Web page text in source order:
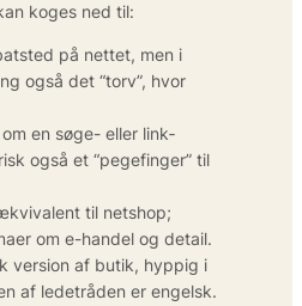
koges ned til:
på nettet, men i
også det “torv”, hvor
en søge- eller link­
også et “pegefinger” til
til netshop;
om e-handel og detail.
version af butik, hyppig i
af ledetråden er engelsk.